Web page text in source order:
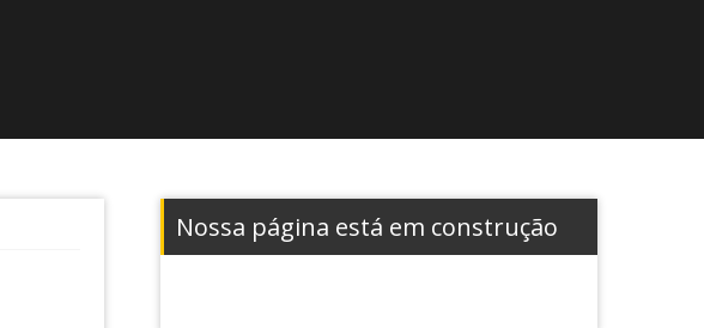
Nossa página está em construção